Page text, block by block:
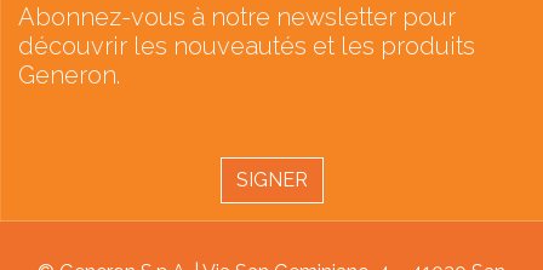
Abonnez-vous à notre newsletter pour
découvrir les nouveautés et les produits
Generon.
SIGNER